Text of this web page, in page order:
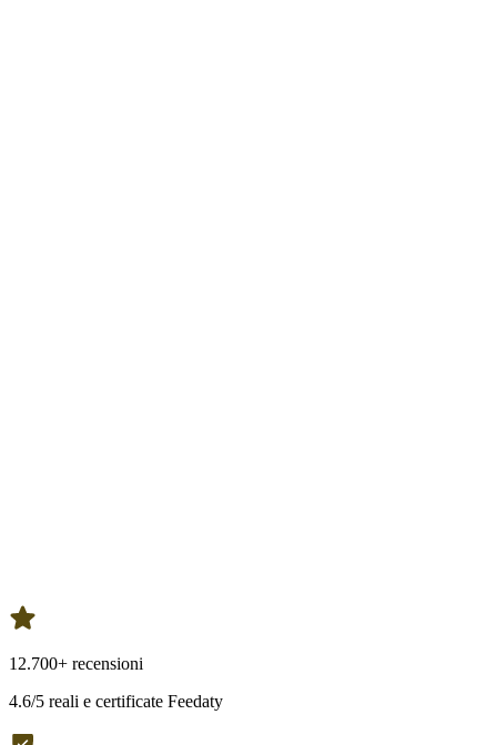
12.700+ recensioni
4.6/5 reali e certificate Feedaty